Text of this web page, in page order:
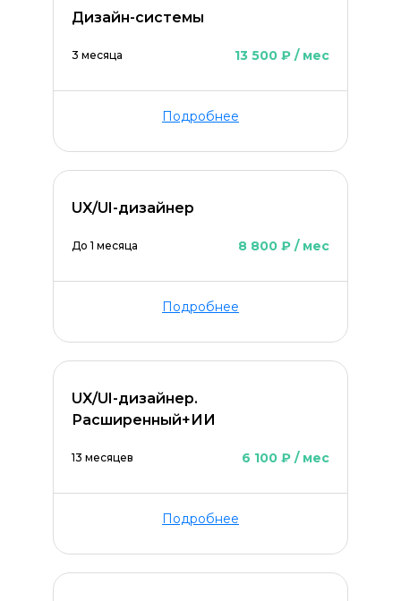
Дизайн-системы
3 месяца 13 500 ₽ / мес
Подробнее
UX/UI-дизайнер
До 1 месяца 8 800 ₽ / мес
Подробнее
UX/UI-дизайнер.
Расширенный+ИИ
13 месяцев 6 100 ₽ / мес
Подробнее